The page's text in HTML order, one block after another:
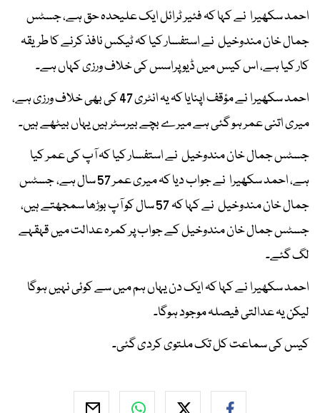
احمد سکھیرا نے کہا کہ فئیر ٹرائل ایک علیحدہ حق ہے، جسٹس
جمال خان مندوخیل نے استفسار کیا کہ ٹیکس نافذ کرنے کا طریقہ
کار کیا ہے، اس کیس میں ڈیو پراسس کی خلاف ورزی کہاں ہے۔
احمد سکھیرا نے مؤقف اپنایا کہ یہ انٹری 47 کی بھی خلاف ورزی ہے،
میری اتنی عمر ہو گئی ہے میرے بچے بیرسٹر ہیں یہاں بیٹھے ہیں۔
جسٹس جمال خان مندوخیل نے استفسار کیا کہ آپ کی عمر کیا
ہے، احمد سکھیرا نے جواب دیا کہ میری عمر 57 سال ہے، جسٹس
جمال خان مندوخیل نے کہا کہ 57 سال کو آپ بوڑھا سمجھتے ہیں،
جسٹس جمال خان مندوخیل کے جواب پر کمرہ عدالت میں قہقہے
لگ گئے۔
احمد سکھیرا نے کہا کہ ایک دن یہاں ہم میں سے کوئی نہیں ہوگا
لیکن یہ عدالتی فیصلہ موجود ہوگا۔
کیس کی سماعت کل تک ملتوی کردی گئی۔